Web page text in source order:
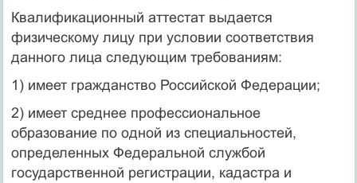
Квалификационный аттестат выдается
физическому лицу при условии соответствия
данного лица следующим требованиям:
1) имеет гражданство Российской Федерации;
2) имеет среднее профессиональное
образование по одной из специальностей,
определенных Федеральной службой
государственной регистрации, кадастра и